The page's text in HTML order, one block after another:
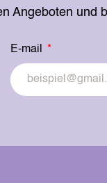
Angeboten und
E-mail